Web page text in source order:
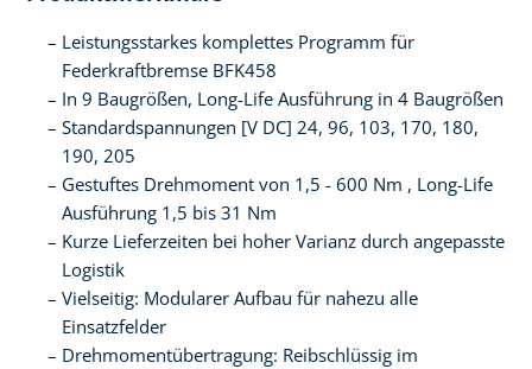
Leistungsstarkes komplettes Programm für
Federkraftbremse BFK458
In 9 Baugrößen, Long-Life Ausführung in 4 Baugrößen
Standardspannungen [V DC] 24, 96, 103, 170, 180,
190, 205
Gestuftes Drehmoment von 1,5 - 600 Nm , Long-Life
Ausführung 1,5 bis 31 Nm
Kurze Lieferzeiten bei hoher Varianz durch angepasste
Logistik
Vielseitig: Modularer Aufbau für nahezu alle
Einsatzfelder
Drehmomentübertragung: Reibschlüssig im